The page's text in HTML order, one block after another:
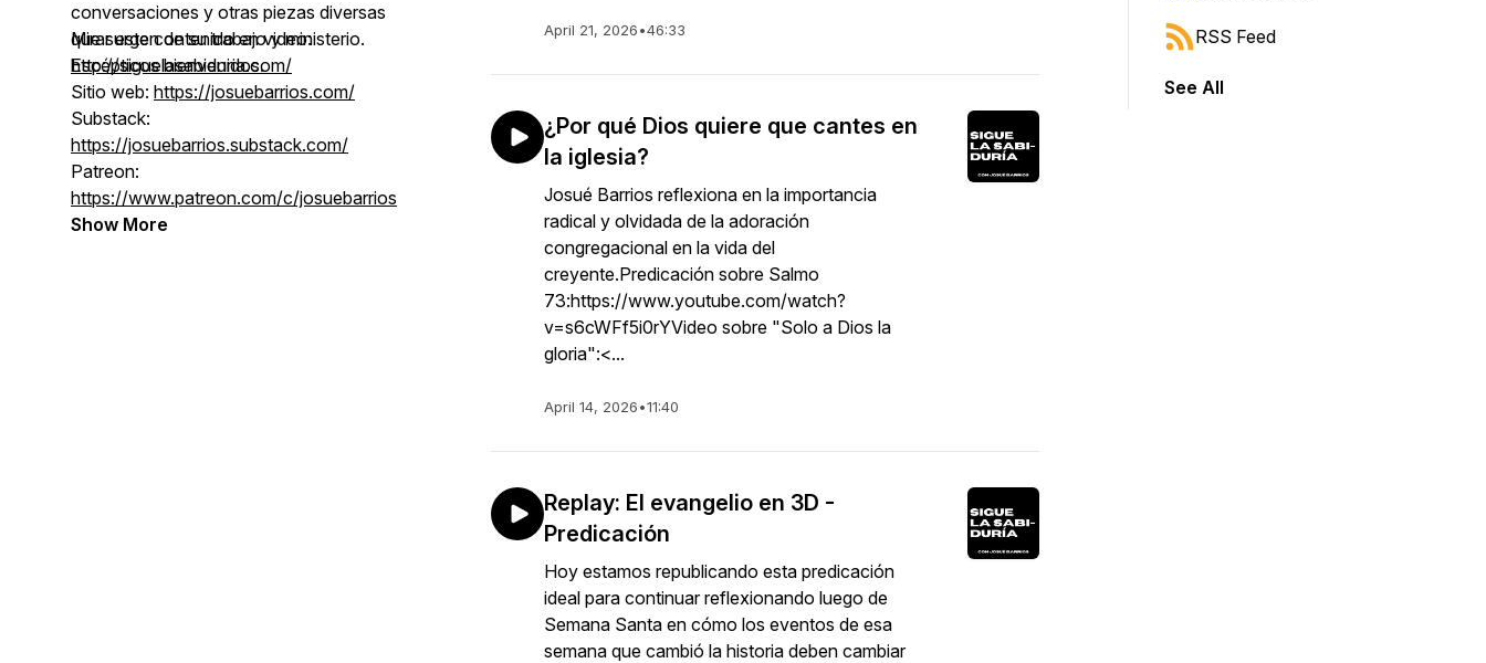
conversaciones y otras piezas diversas
que surgen de su trabajo y ministerio.
Escépticos bienvenidos.
Mirar este contenido en video:
http://siguelasabiduria.com/
Sitio web: https://josuebarrios.com/
Substack:
https://josuebarrios.substack.com/
Patreon:
https://www.patreon.com/c/josuebarrios
Show More
April 21, 2026•46:33
¿Por qué Dios quiere que cantes en
la iglesia?
Josué Barrios reflexiona en la importancia
radical y olvidada de la adoración
congregacional en la vida del
creyente.Predicación sobre Salmo
73:https://www.youtube.com/watch?
v=s6cWFf5i0rYVideo sobre "Solo a Dios la
gloria":<...
April 14, 2026•11:40
Replay: El evangelio en 3D -
Predicación
Hoy estamos republicando esta predicación
ideal para continuar reflexionando luego de
Semana Santa en cómo los eventos de esa
semana que cambió la historia deben cambiar
RSS Feed
See All